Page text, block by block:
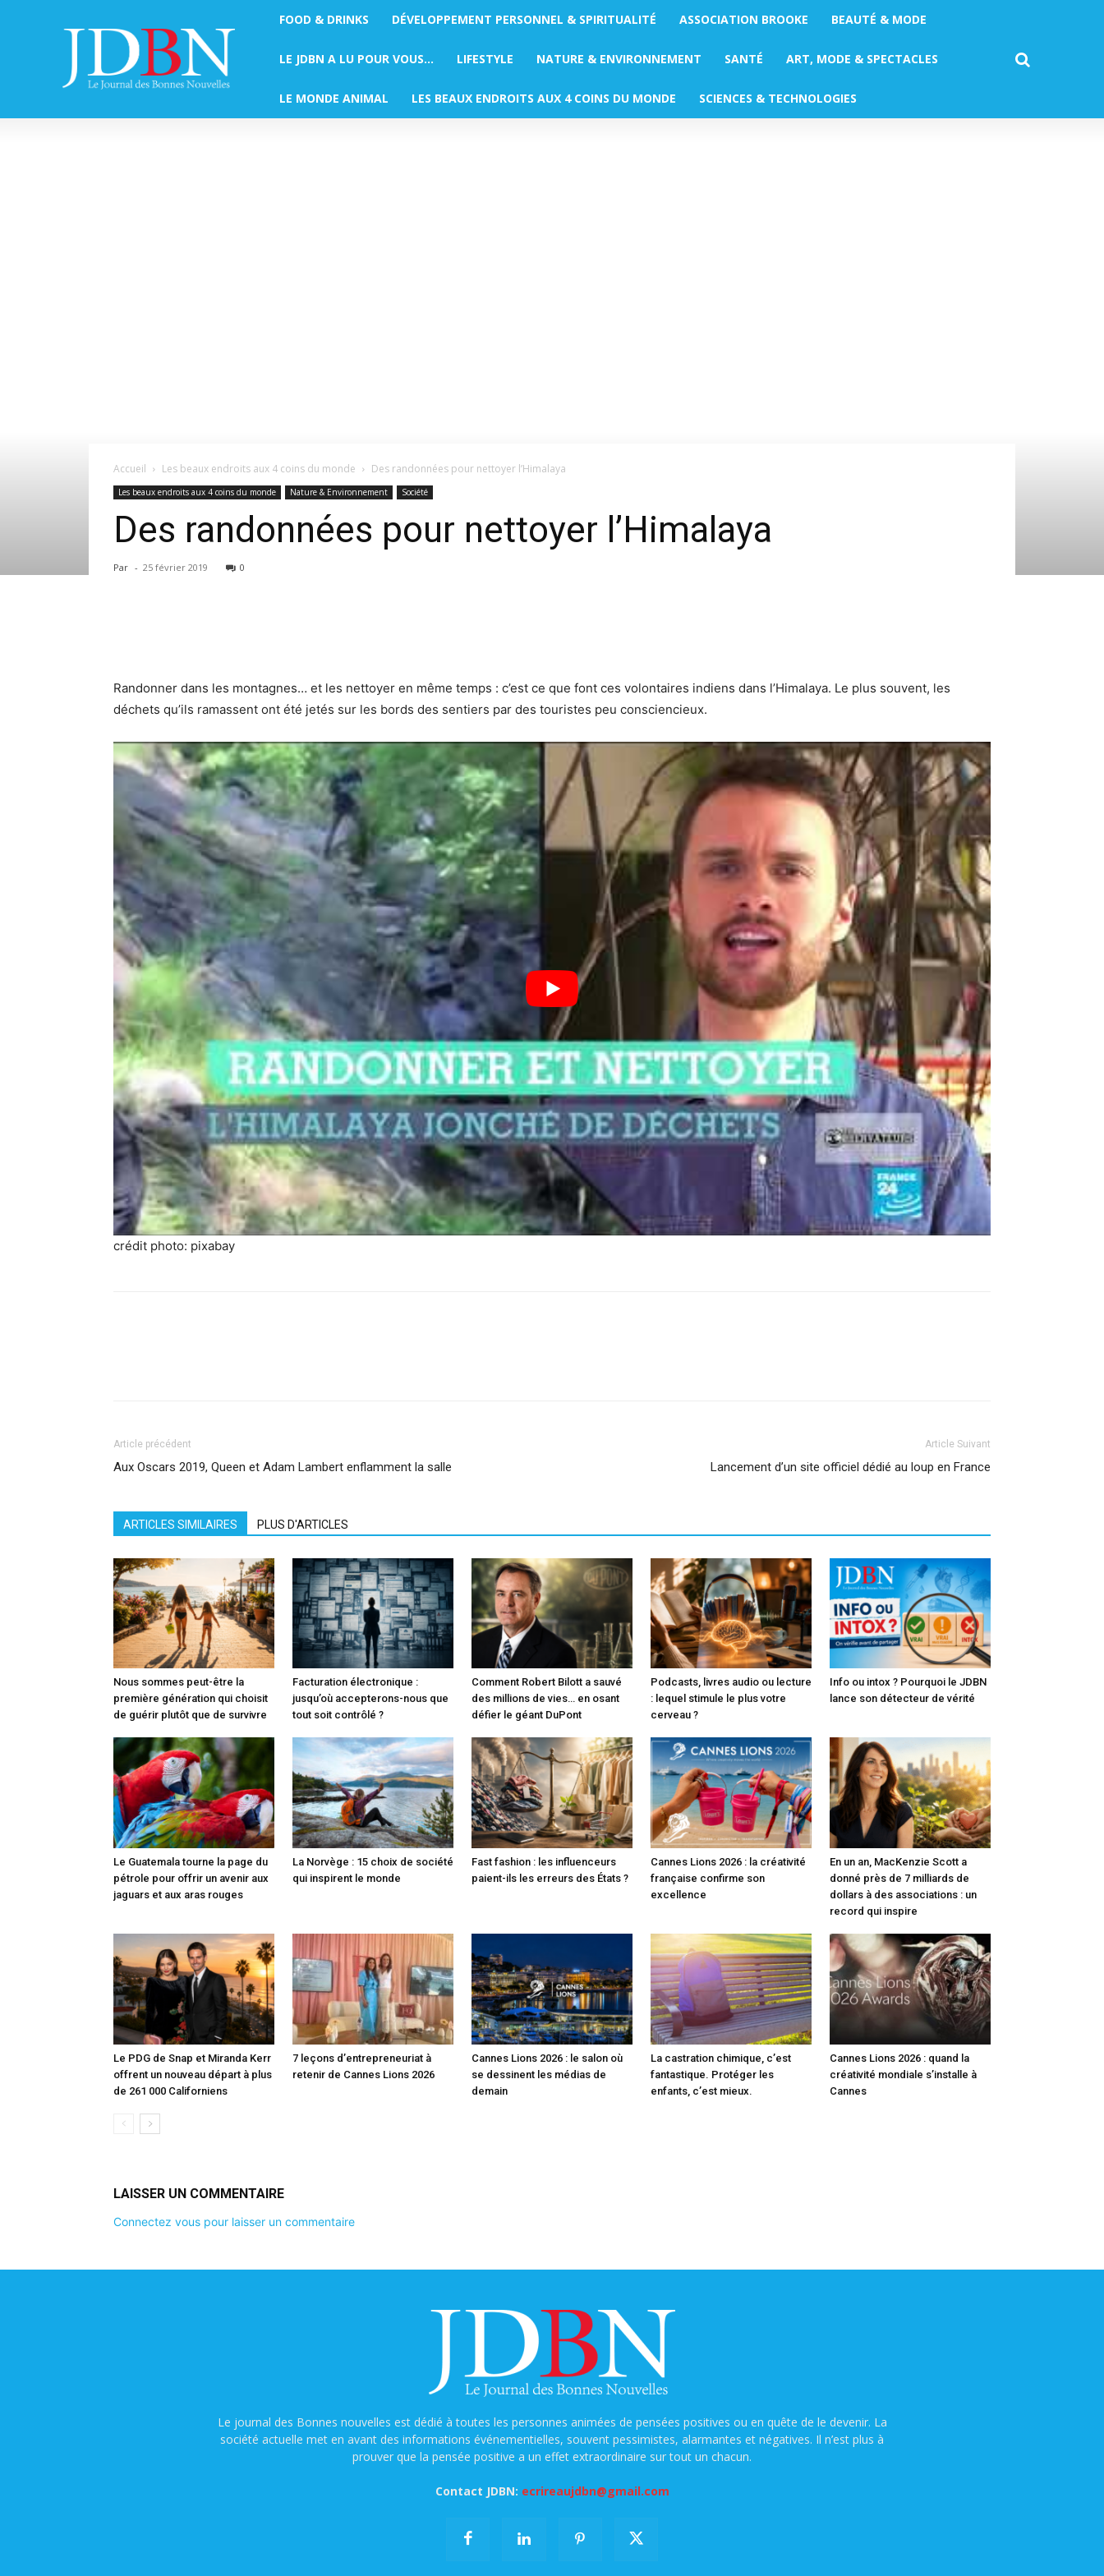
FOOD & DRINKS DÉVELOPPEMENT PERSONNEL & SPIRITUALITÉ ASSOCIATION BROOKE BEAUTÉ & MODE
LE JDBN A LU POUR VOUS… LIFESTYLE NATURE & ENVIRONNEMENT SANTÉ ART, MODE & SPECTACLES
LE MONDE ANIMAL LES BEAUX ENDROITS AUX 4 COINS DU MONDE SCIENCES & TECHNOLOGIES
Accueil Les beaux endroits aux 4 coins du monde Des randonnées pour nettoyer l’Himalaya
Les beaux endroits aux 4 coins du monde Nature & Environnement Société
Des randonnées pour nettoyer l’Himalaya
Par - 25 février 2019 0
Randonner dans les montagnes… et les nettoyer en même temps : c’est ce que font ces volontaires indiens dans l’Himalaya. Le plus souvent, les
déchets qu’ils ramassent ont été jetés sur les bords des sentiers par des touristes peu consciencieux.
crédit photo: pixabay
Article précédent
Aux Oscars 2019, Queen et Adam Lambert enflamment la salle
Article Suivant
Lancement d’un site officiel dédié au loup en France
ARTICLES SIMILAIRES PLUS D'ARTICLES
Nous sommes peut-être la
première génération qui choisit
de guérir plutôt que de survivre
Facturation électronique :
jusqu’où accepterons-nous que
tout soit contrôlé ?
Comment Robert Bilott a sauvé
des millions de vies… en osant
défier le géant DuPont
Podcasts, livres audio ou lecture
: lequel stimule le plus votre
cerveau ?
Info ou intox ? Pourquoi le JDBN
lance son détecteur de vérité
Le Guatemala tourne la page du
pétrole pour offrir un avenir aux
jaguars et aux aras rouges
La Norvège : 15 choix de société
qui inspirent le monde
Fast fashion : les influenceurs
paient-ils les erreurs des États ?
Cannes Lions 2026 : la créativité
française confirme son
excellence
En un an, MacKenzie Scott a
donné près de 7 milliards de
dollars à des associations : un
record qui inspire
Le PDG de Snap et Miranda Kerr
offrent un nouveau départ à plus
de 261 000 Californiens
7 leçons d’entrepreneuriat à
retenir de Cannes Lions 2026
Cannes Lions 2026 : le salon où
se dessinent les médias de
demain
La castration chimique, c’est
fantastique. Protéger les
enfants, c’est mieux.
Cannes Lions 2026 : quand la
créativité mondiale s’installe à
Cannes
LAISSER UN COMMENTAIRE
Connectez vous pour laisser un commentaire
Le journal des Bonnes nouvelles est dédié à toutes les personnes animées de pensées positives ou en quête de le devenir. La
société actuelle met en avant des informations événementielles, souvent pessimistes, alarmantes et négatives. Il n’est plus à
prouver que la pensée positive a un effet extraordinaire sur tout un chacun.
Contact JDBN: ecrireaujdbn@gmail.com